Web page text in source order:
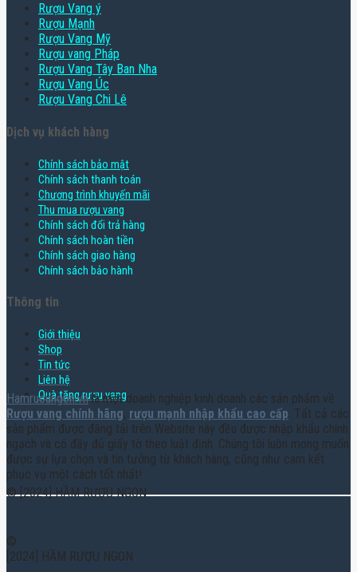
Rượu Vang ý
Rượu Mạnh
Rượu Vang Mỹ
Rượu vang Pháp
Rượu Vang Tây Ban Nha
Rượu Vang Úc
Rượu Vang Chi Lê
Dịch vụ khách hàng
Chính sách bảo mật
Chính sách thanh toán
Chương trình khuyến mãi
Thu mua rượu vang
Chính sách đổi trả hàng
Chính sách hoàn tiền
Chính sách giao hàng
Chính sách bảo hành
Thông tin
Giới thiệu
Shop
Tin tức
Liên hệ
Quà tặng rượu vang
Hamruoungon.vnlà một doanh nghiệp kinh doanh các sản phẩm về
Rượu vang chính hãng, rượu mạnh nhập khẩu cao cấp. Tất cả các
sản phẩm được đăng tải trên Website này đều được nhập khẩu chính
ngạch và có đầy đủ giấy tờ theo luật định. Chúng tôi luôn mong muốn
được sự lựa chọn và tin tưởng từ khách hàng, cũng như cam kết
phục vụ một cách tốt nhất!
© [2024] HẦM RƯỢU NGON
©
[2024] HẦM RƯỢU NGON